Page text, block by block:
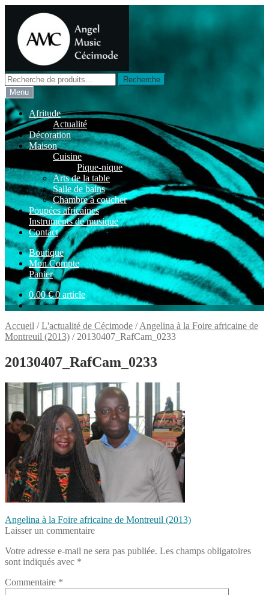
navigation
contenu
Recherche
pour :
Recherche
Menu
Afritude
Actualité
Décoration
Maison
Cuisine
Pique-nique
Arts de la table
Salle de bains
Chambre à coucher
Poupées africaines
Instruments de musique
Contact
Boutique
Mon Compte
Panier
0.00€ 0 article
Accueil /L'actualité de Cécimode /Angelina à la Foire africaine de
Montreuil (2013) / 20130407_RafCam_0233
20130407_RafCam_0233
Navigation
de
l’article
Article
précédent :
Angelina à la Foire africaine de Montreuil (2013)
Laisser un commentaire
Votre adresse e-mail ne sera pas publiée. Les champs obligatoires
sont indiqués avec *
Commentaire *